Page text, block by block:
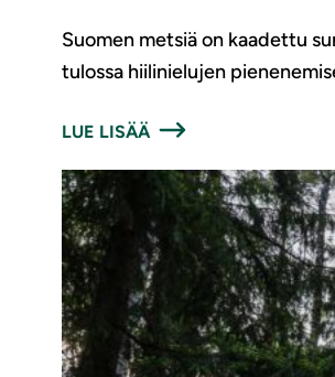
Suomen metsiä on kaadettu
tulossa hiilinielujen
LUE LISÄÄ